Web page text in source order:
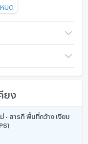
มด
3,700,000
2 ชั้น
3 ห้องน้ำ
ยง
- สารภี พื้นที่กว้าง เงียบ